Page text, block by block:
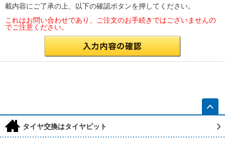
載内容にご了承の上、以下の確認ボタンを押してください。
これはお問い合わせであり、ご注文のお手続きではございませんの
でご注意ください。
h タイヤ交換はタイヤピット